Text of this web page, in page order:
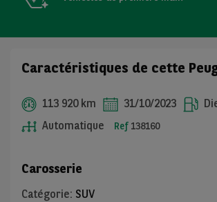
Caractéristiques de cette
113 920 km 31/10/2023
Automatique
Ref 138160
Carosserie
Catégorie: SUV